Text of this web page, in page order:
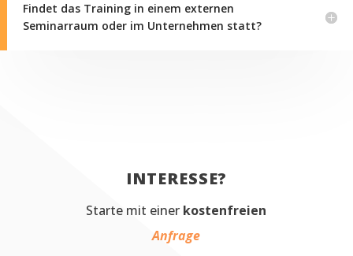
Findet das Training in einem externen
Seminarraum oder im Unternehmen statt?
INTERESSE?
Starte mit einer kostenfreien
Anfrage